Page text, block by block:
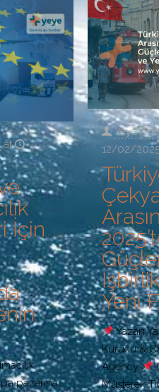
at
İçin
pazarına
Yeye
12/02/
Yeni
Yazan
Kurucu &
Agency
Müşterek